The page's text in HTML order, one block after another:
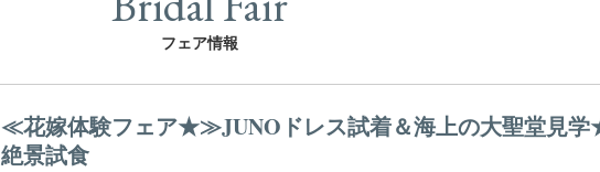
フェア情報
≪花嫁体験フェア★≫JUNOドレス試着＆海上の大聖堂見学
絶景試食